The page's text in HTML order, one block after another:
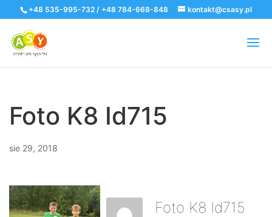
+48 535-995-732 / +48 784-668-848 kontakt@csasy.pl
Foto K8 Id715
sie 29, 2018
Foto K8 Id715